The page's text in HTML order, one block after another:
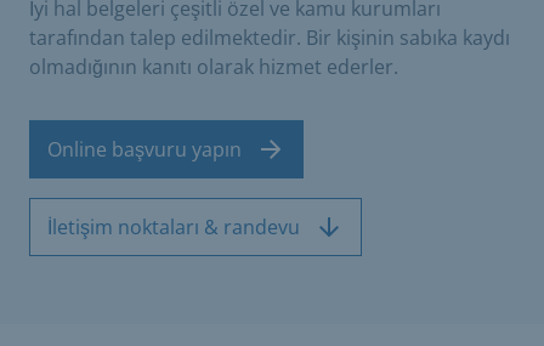
İyi hal belgeleri çeşitli özel ve kamu kurumları
tarafından talep edilmektedir. Bir kişinin sabıka kaydı
olmadığının kanıtı olarak hizmet ederler.
Online başvuru yapın
İletişim noktaları & randevu